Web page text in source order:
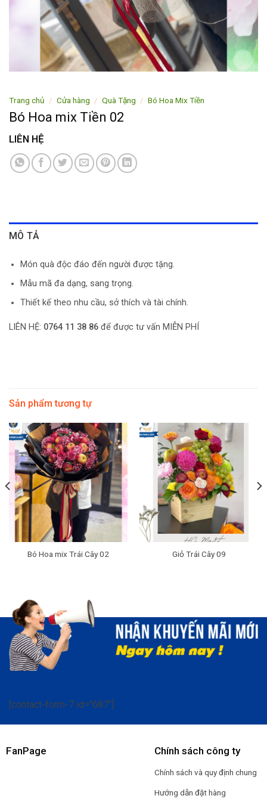
Trang chủ / Cửa hàng / Quà Tặng / Bó Hoa Mix Tiền
Bó Hoa mix Tiền 02
LIÊN HỆ
MÔ TẢ
Món quà độc đáo đến người được tặng.
Mẫu mã đa dạng, sang trọng.
Thiết kế theo nhu cầu, sở thích và tài chính.
LIÊN HỆ: 0764 11 38 86 để được tư vấn MIỄN PHÍ
Sản phẩm tương tự
Bó Hoa mix Trái Cây 02 Giỏ Trái Cây 09
[contact-form-7 id="687"]
FanPage Chính sách công ty
Chính sách và quy định chung
Hướng dẫn đặt hàng